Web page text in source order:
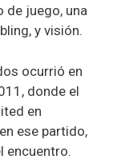
de juego, una
y visión.
ocurrió en
donde el
en
ese partido,
encuentro.